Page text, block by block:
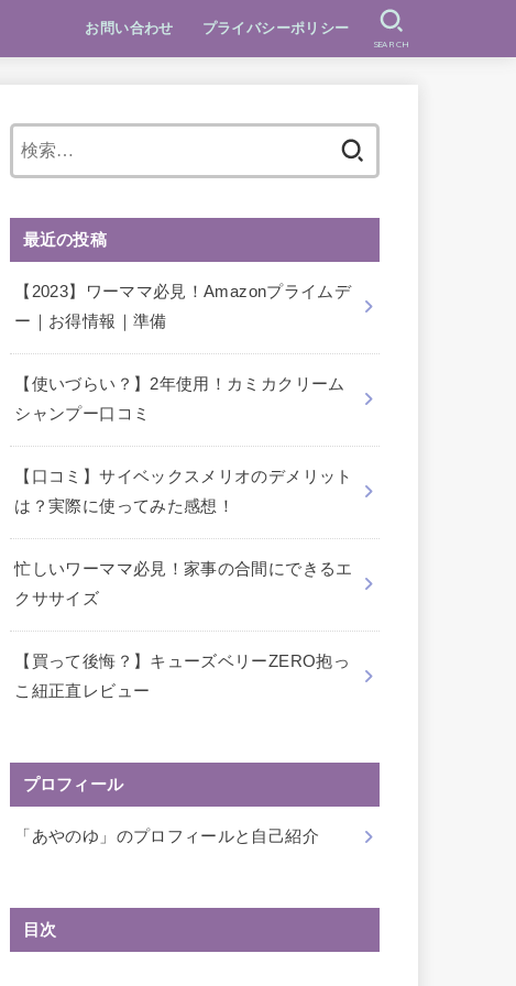
お問い合わせ プライバシーポリシー
SEARCH
最近の投稿
【2023】ワーママ必見！Amazonプライムデ
ー｜お得情報｜準備
【使いづらい？】2年使用！カミカクリーム
シャンプー口コミ
【口コミ】サイベックスメリオのデメリット
は？実際に使ってみた感想！
忙しいワーママ必見！家事の合間にできるエ
クササイズ
【買って後悔？】キューズベリーZERO抱っ
こ紐正直レビュー
プロフィール
「あやのゆ」のプロフィールと自己紹介
目次